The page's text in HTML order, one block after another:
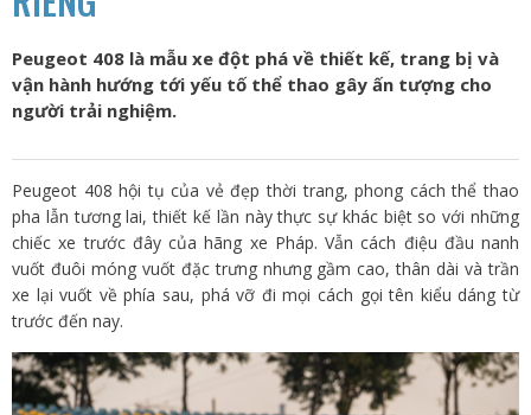
Peugeot 408 là mẫu xe đột phá về thiết kế, trang bị và
vận hành hướng tới yếu tố thể thao gây ấn tượng cho
người trải nghiệm.
Peugeot 408 hội tụ của vẻ đẹp thời trang, phong cách thể thao
pha lẫn tương lai, thiết kế lần này thực sự khác biệt so với những
chiếc xe trước đây của hãng xe Pháp. Vẫn cách điệu đầu nanh
vuốt đuôi móng vuốt đặc trưng nhưng gầm cao, thân dài và trần
xe lại vuốt về phía sau, phá vỡ đi mọi cách gọi tên kiểu dáng từ
trước đến nay.